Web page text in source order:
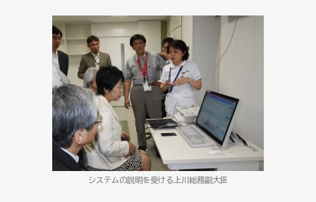
システムの説明を受ける上川総務副大臣